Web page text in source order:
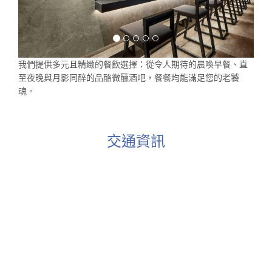
我們提供多元且精緻的餐飲選擇：從令人期待的晨喚早餐、直
至夜晚與月影同醉的品酪微醺酒吧，餐餐均能滿足您的老饕
魂。
交通資訊